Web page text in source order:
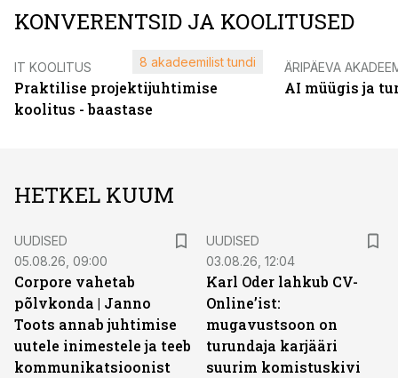
KONVERENTSID JA KOOLITUSED
IT KOOLITUS
Praktilise projektijuhtimise
koolitus - baastase
8 akadeemilist tundi ÄRIPÄEVA
AI müügis ja
HETKEL KUUM
UUDISED
05.08.26, 09:00
Corpore vahetab
põlvkonda | Janno
Toots annab juhtimise
uutele inimestele ja teeb
kommunikatsioonist
UUDISED
03.08.26, 12:04
Karl Oder lahkub CV-
Online’ist:
mugavustsoon on
turundaja karjääri
suurim komistuskivi